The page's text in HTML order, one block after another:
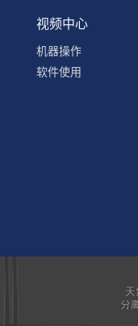
视频中心
机器操作
软件使用